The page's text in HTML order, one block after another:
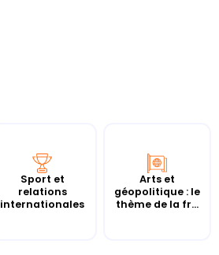
Sport et
relations
internationales
Arts et
géopolitique : le
thème de la fr...